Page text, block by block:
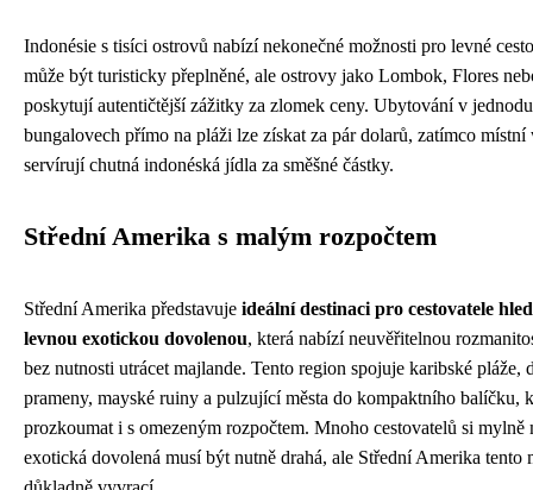
Indonésie s tisíci ostrovů nabízí nekonečné možnosti pro levné
může být turisticky přeplněné, ale ostrovy jako Lombok, Flores
poskytují autentičtější zážitky za zlomek ceny. Ubytování v
bungalovech přímo na pláži lze získat za pár dolarů, zatímco místní
servírují chutná indonéská jídla za směšné částky.
Střední Amerika s malým rozpočtem
Střední Amerika představuje ideální destinaci pro cestovatele
levnou exotickou dovolenou, která nabízí neuvěřitelnou
bez nutnosti utrácet majlande. Tento region spojuje karibské pláže,
prameny, mayské ruiny a pulzující města do kompaktního balíčku,
prozkoumat i s omezeným rozpočtem. Mnoho cestovatelů si mylně
exotická dovolená musí být nutně drahá, ale Střední Amerika tento